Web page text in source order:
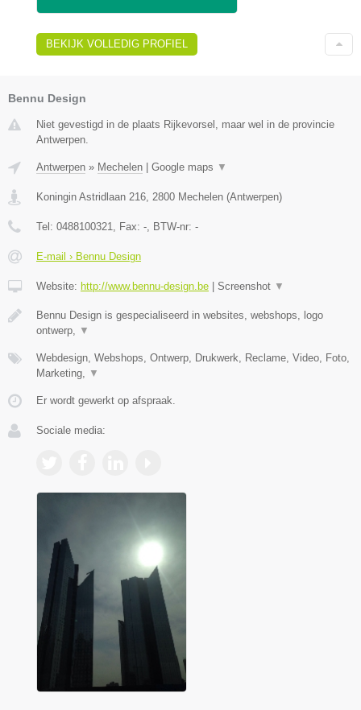
BEKIJK VOLLEDIG PROFIEL
Bennu Design
Niet gevestigd in de plaats Rijkevorsel, maar wel in de provincie
Antwerpen.
Antwerpen » Mechelen | Google maps ▼
Koningin Astridlaan 216 2800 Mechelen (Antwerpen)
Tel: 0488100321 , Fax: - , BTW-nr: -
E-mail › Bennu Design
Website: http://www.bennu-design.be | Screenshot ▼
Bennu Design is gespecialiseerd in websites, webshops, logo
ontwerp,
▼
Webdesign, Webshops, Ontwerp, Drukwerk, Reclame, Video, Foto,
Marketing,
▼
Er wordt gewerkt op afspraak.
Sociale media: